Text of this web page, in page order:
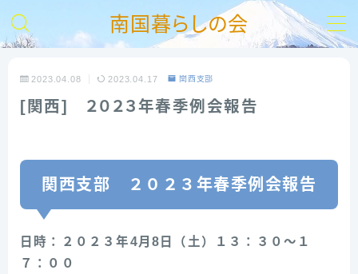
南国暮らしの会
【HOME】
お問い合わせ
2023.04.08 2023.04.17 関西支部
[関西] ２０２３年春季例会報告
関西支部 ２０２３年春季例会報告
日時：２０２３年4月8日（土）１３：３０～１
７：００